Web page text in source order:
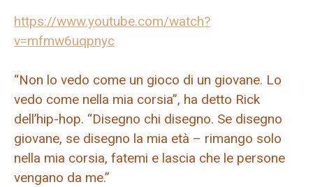
https://www.youtube.com/watch?
v=mfmw6uqpnyc
“Non lo vedo come un gioco di un giovane. Lo
vedo come nella mia corsia”, ha detto Rick
dell’hip-hop. “Disegno chi disegno. Se disegno
giovane, se disegno la mia età – rimango solo
nella mia corsia, fatemi e lascia che le persone
vengano da me.”